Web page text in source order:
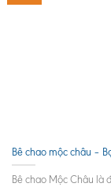
Bê chao mộc châu –
Bê chao Mộc Châu là